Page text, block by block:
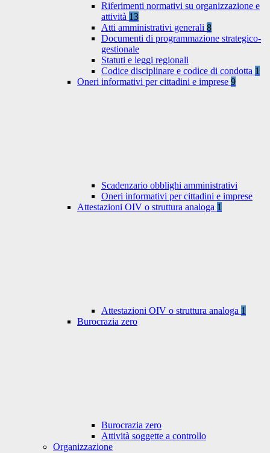
Riferimenti normativi su organizzazione e
attività 13
Atti amministrativi generali 8
Documenti di programmazione strategico-
gestionale
Statuti e leggi regionali
Codice disciplinare e codice di condotta 1
Oneri informativi per cittadini e imprese 9
Scadenzario obblighi amministrativi
Oneri informativi per cittadini e imprese
Attestazioni OIV o struttura analoga 1
Attestazioni OIV o struttura analoga 1
Burocrazia zero
Burocrazia zero
Attività soggette a controllo
Organizzazione